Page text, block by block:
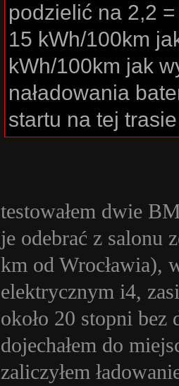
podzielić na 2,2
15 kWh/100km
kWh/100km jak
naładowania
startu na tej
testowałem dwie
je odebrać z salonu
km od Wrocławia),
elektrycznym i4,
około 20 stopni
dojechałem do
zaliczyłem